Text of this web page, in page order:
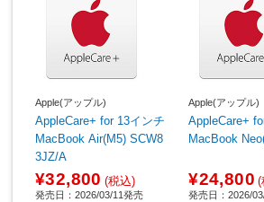
Apple(アップル)
AppleCare+ for 13インチ
MacBook Air(M5) SCW8
3JZ/A
¥32,800 (税込)
発売日：2026/03/11発売
Apple(アップル)
AppleCare+
MacBook
¥24,800 (
発売日：2026/